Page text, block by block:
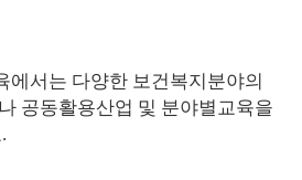
에서는 다양한 보건복지분야의
공동활용산업 및 분야별교육을